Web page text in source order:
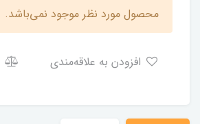
محصول مورد نظر موجود نمی‌باشد.